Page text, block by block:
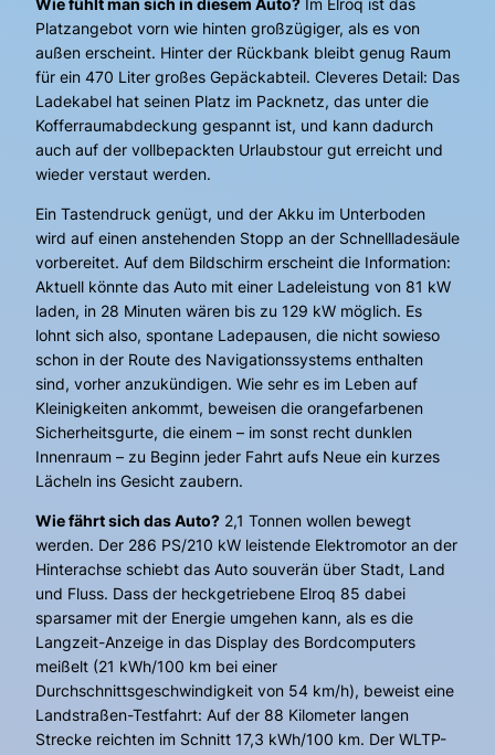
Platzangebot vorn wie hinten großzügiger, als es von
außen erscheint. Hinter der Rückbank bleibt genug Raum
für ein 470 Liter großes Gepäckabteil. Cleveres Detail: Das
Ladekabel hat seinen Platz im Packnetz, das unter die
Kofferraumabdeckung gespannt ist, und kann dadurch
auch auf der vollbepackten Urlaubstour gut erreicht und
wieder verstaut werden.
Ein Tastendruck genügt, und der Akku im Unterboden
wird auf einen anstehenden Stopp an der Schnellladesäule
vorbereitet. Auf dem Bildschirm erscheint die Information:
Aktuell könnte das Auto mit einer Ladeleistung von 81 kW
laden, in 28 Minuten wären bis zu 129 kW möglich. Es
lohnt sich also, spontane Ladepausen, die nicht sowieso
schon in der Route des Navigationssystems enthalten
sind, vorher anzukündigen. Wie sehr es im Leben auf
Kleinigkeiten ankommt, beweisen die orangefarbenen
Sicherheitsgurte, die einem – im sonst recht dunklen
Innenraum – zu Beginn jeder Fahrt aufs Neue ein kurzes
Lächeln ins Gesicht zaubern.
Wie fährt sich das Auto? 2,1 Tonnen wollen bewegt
werden. Der 286 PS/210 kW leistende Elektromotor an der
Hinterachse schiebt das Auto souverän über Stadt, Land
und Fluss. Dass der heckgetriebene Elroq 85 dabei
sparsamer mit der Energie umgehen kann, als es die
Langzeit-Anzeige in das Display des Bordcomputers
meißelt (21 kWh/100 km bei einer
Durchschnittsgeschwindigkeit von 54 km/h), beweist eine
Landstraßen-Testfahrt: Auf der 88 Kilometer langen
Strecke reichten im Schnitt 17,3 kWh/100 km. Der WLTP-